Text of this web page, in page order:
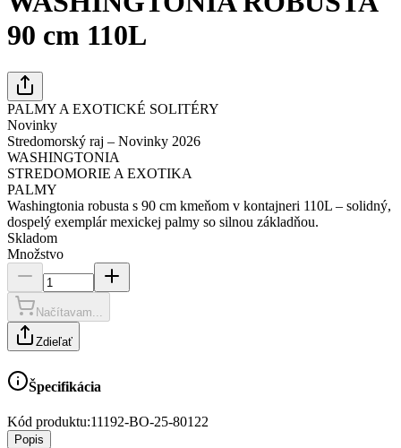
90 cm 110L
PALMY A EXOTICKÉ SOLITÉRY
Novinky
Stredomorský raj – Novinky 2026
WASHINGTONIA
STREDOMORIE A EXOTIKA
PALMY
Washingtonia robusta s 90 cm kmeňom v kontajneri 110L – solidný,
dospelý exemplár mexickej palmy so silnou základňou.
Skladom
Množstvo
Načítavam...
Zdieľať
Špecifikácia
Kód produktu:11192-BO-25-80122
Popis